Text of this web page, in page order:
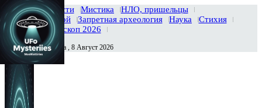
Главная Новости Мистика
НЛО, пришельцы
Тайны вселенной
Запретная археология Наука
Стихия
История
Гороскоп 2026
Сегодня Суббота , 8 Август 2026